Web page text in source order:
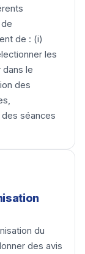
de : (i)
les
le
des
séances
du
des avis